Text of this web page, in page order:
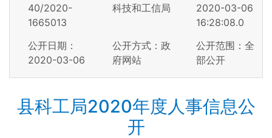
40/2020-
1665013
科技和工信局
2020-03-06
16:28:08.0
公开日期：
2020-03-06
公开方式：政
府网站
公开范围：全
部公开
县科工局2020年度人事信息公
开